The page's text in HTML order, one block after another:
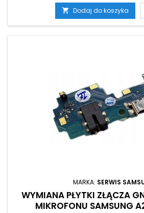
 Dodaj do koszyka
MARKA: SERWIS
WYMIANA PŁYTKI ZŁĄCZA
MIKROFONU SAMSUNG